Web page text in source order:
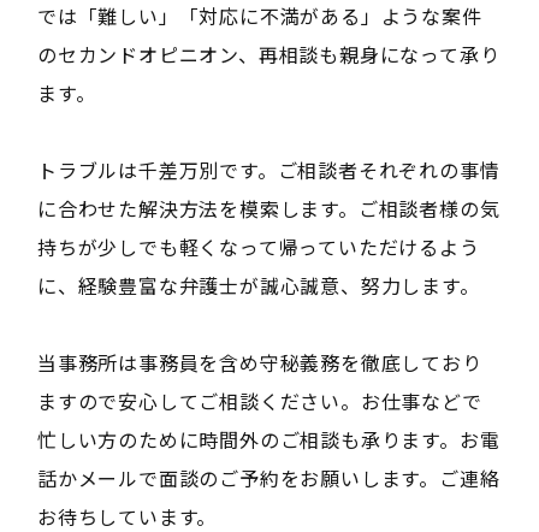
では「難しい」「対応に不満がある」ような案件
のセカンドオピニオン、再相談も親身になって承り
ます。
トラブルは千差万別です。ご相談者それぞれの事情
に合わせた解決方法を模索します。ご相談者様の気
持ちが少しでも軽くなって帰っていただけるよう
に、経験豊富な弁護士が誠心誠意、努力します。
当事務所は事務員を含め守秘義務を徹底しており
ますので安心してご相談ください。お仕事などで
忙しい方のために時間外のご相談も承ります。お電
話かメールで面談のご予約をお願いします。ご連絡
お待ちしています。